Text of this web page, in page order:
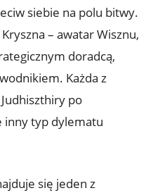
siebie na polu bitwy.
– awatar Wisznu,
doradcą,
Każda z
po
inny typ dylematu
się jeden z